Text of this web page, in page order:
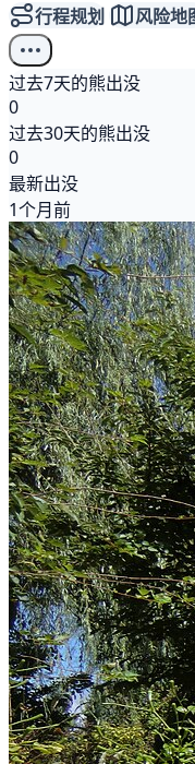
行程规划 风险地
过去7天的熊出没
0
过去30天的熊出没
0
最新出没
1个月前